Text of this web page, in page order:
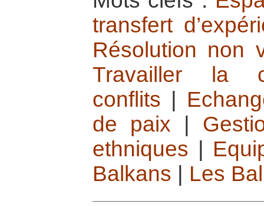
transfert
Résolution non
Travailler la
conflits
de paix
ethniques
Balkans
Les